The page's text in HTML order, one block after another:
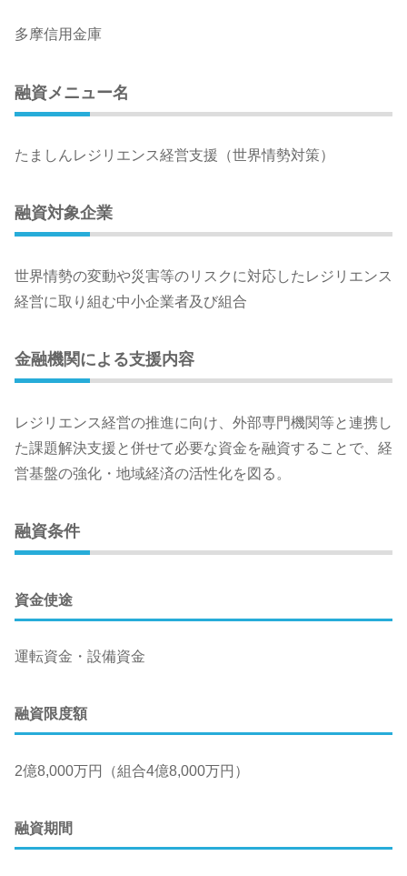
多摩信用金庫
融資メニュー名
たましんレジリエンス経営支援（世界情勢対策）
融資対象企業
世界情勢の変動や災害等のリスクに対応したレジリエンス
経営に取り組む中小企業者及び組合
金融機関による支援内容
レジリエンス経営の推進に向け、外部専門機関等と連携し
た課題解決支援と併せて必要な資金を融資することで、経
営基盤の強化・地域経済の活性化を図る。
融資条件
資金使途
運転資金・設備資金
融資限度額
2億8,000万円（組合4億8,000万円）
融資期間